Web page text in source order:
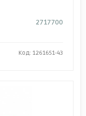
2717700
Код: 1261651-43